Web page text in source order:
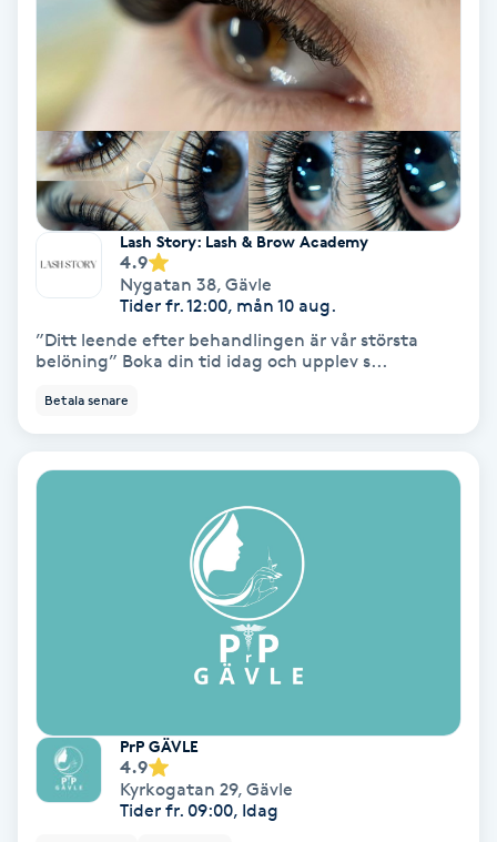
Kostrådgivning
Kroppspeeling
Käkledsbehandling
Kärlbehandling
Laserbehandling
Lashlift Keratin
LED-ljusterapi
LPG-massage
Luggklippning
Lash Story: Lash & Brow Academy
4.9
Nygatan 38, Gävle
Tider fr. 12:00, mån 10 aug.
”Ditt leende efter behandlingen är vår största
belöning” Boka din tid idag och upplev s...
Betala senare
PrP GÄVLE
4.9
Kyrkogatan 29, Gävle
Tider fr. 09:00, Idag